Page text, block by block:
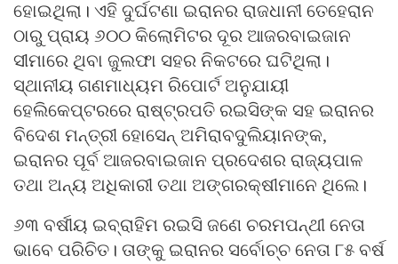
ହୋଇଥିଲା। ଏହି ଦୁର୍ଘଟଣା ଇରାନର ରାଜଧାନୀ ତେହେରାନ
ଠାରୁ ପ୍ରାୟ ୬୦୦ କିଲୋମିଟର ଦୂର ଆଜରବାଇଜାନ
ସୀମାରେ ଥିବା ଜୁଲଫା ସହର ନିକଟରେ ଘଟିଥିଲା।
ସ୍ଥାନୀୟ ଗଣମାଧ୍ୟମ ରିପୋର୍ଟ ଅନୁଯାୟୀ
ହେଲିକେପ୍ଟରରେ ରାଷ୍ଟ୍ରପତି ରଇସିଙ୍କ ସହ ଇରାନର
ବିଦେଶ ମନ୍ତ୍ରୀ ହୋସେନ୍ ଅମିରାବଦୁଲିୟାନଙ୍କ,
ଇରାନର ପୂର୍ବ ଆଜରବାଇଜାନ ପ୍ରଦେଶର ରାଜ୍ୟପାଳ
ତଥା ଅନ୍ୟ ଅଧିକାରୀ ତଥା ଅଙ୍ଗରକ୍ଷୀମାନେ ଥିଲେ।
୬୩ ବର୍ଷୀୟ ଇବ୍ରାହିମ ରଇସି ଜଣେ ଚରମପନ୍ଥୀ ନେତା
ଭାବେ ପରିଚିତ। ତାଙ୍କୁ ଇରାନର ସର୍ବୋଚ୍ଚ ନେତା ୮୫ ବର୍ଷ